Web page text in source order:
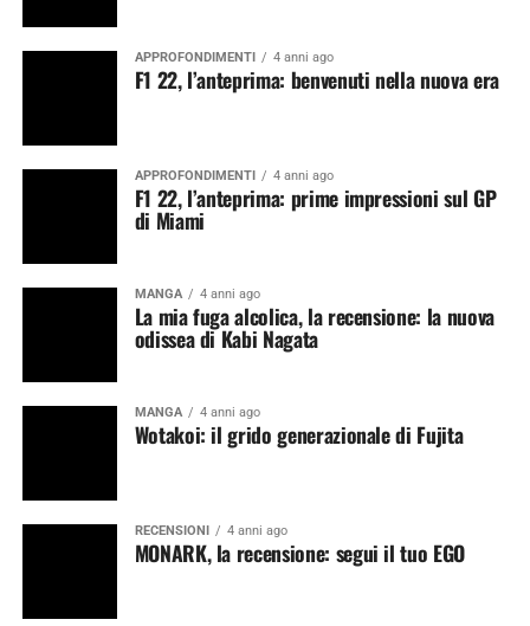
APPROFONDIMENTI 4 anni ago
F1 22, l’anteprima: benvenuti nella nuova era
APPROFONDIMENTI 4 anni ago
F1 22, l’anteprima: prime impressioni sul GP
di Miami
MANGA 4 anni ago
La mia fuga alcolica, la recensione: la nuova
odissea di Kabi Nagata
MANGA 4 anni ago
Wotakoi: il grido generazionale di Fujita
RECENSIONI 4 anni ago
MONARK, la recensione: segui il tuo EGO